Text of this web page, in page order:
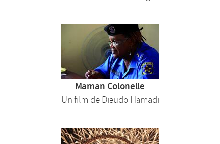
Maman Colonelle
Un film de Dieudo Hamadi